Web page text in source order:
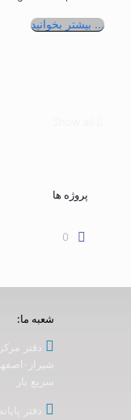
بیشتر بخوانید ...
پروژه ها
0
شعبه ما:
شیراز-
سریع بار
دفتر